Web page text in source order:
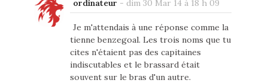
ordinateur - dim 30 Mar 14 à 18 h 09
Je m'attendais à une réponse comme la
tienne benzegoal. Les trois noms que tu
cites n'étaient pas des capitaines
indiscutables et le brassard était
souvent sur le bras d'un autre.